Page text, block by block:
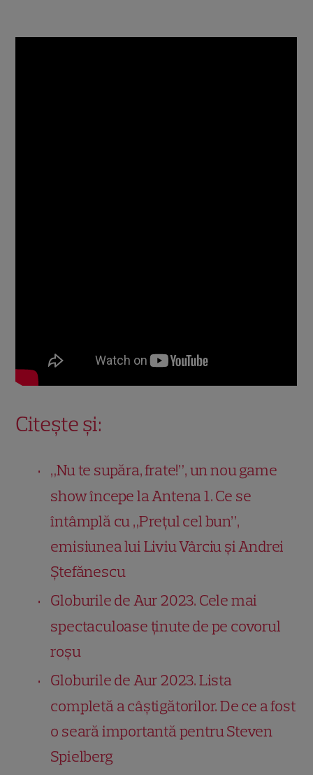
Citește și:
„Nu te supăra, frate!”, un nou game
show începe la Antena 1. Ce se
întâmplă cu „Prețul cel bun”,
emisiunea lui Liviu Vârciu și Andrei
Ștefănescu
Globurile de Aur 2023. Cele mai
spectaculoase ținute de pe covorul
roșu
Globurile de Aur 2023. Lista
completă a câștigătorilor. De ce a fost
o seară importantă pentru Steven
Spielberg